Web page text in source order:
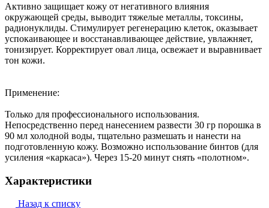
Активно защищает кожу от негативного влияния
окружающей среды, выводит тяжелые металлы, токсины,
радионуклиды. Стимулирует регенерацию клеток, оказывает
успокаивающее и восстанавливающее действие, увлажняет,
тонизирует. Корректирует овал лица, освежает и выравнивает
тон кожи.
Применение:
Только для профессионального использования.
Непосредственно перед нанесением развести 30 гр порошка в
90 мл холодной воды, тщательно размешать и нанести на
подготовленную кожу. Возможно использование бинтов (для
усиления «каркаса»). Через 15-20 минут снять «полотном».
Характеристики
Назад к списку